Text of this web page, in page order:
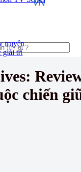
truyện
giải trí
chiến